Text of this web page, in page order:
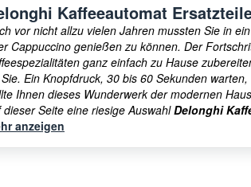
Kaffeeautomat
vor nicht allzu vielen Jahren mussten Sie in
Cappuccino genießen zu können. Der
ganz einfach zu Hause
Ein Knopfdruck, 30 bis 60 Sekunden
Ihnen dieses Wunderwerk der modernen
dieser Seite eine riesige AuswahlDelonghi
Kategorie
anzeigen